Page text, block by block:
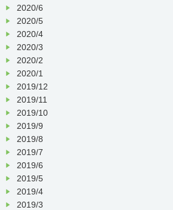
2020/6
2020/5
2020/4
2020/3
2020/2
2020/1
2019/12
2019/11
2019/10
2019/9
2019/8
2019/7
2019/6
2019/5
2019/4
2019/3